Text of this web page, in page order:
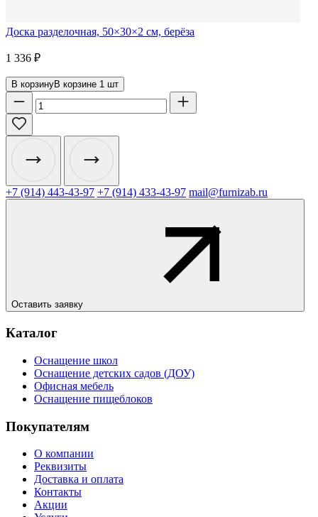
Доска разделочная, 50×30×2 см, берёза
1 336 ₽
В корзинуВ корзине 1 шт
+7 (914) 443-43-97 +7 (914) 433-43-97 mail@furnizab.ru
Оставить заявку
Каталог
Оснащение школ
Оснащение детских садов (ДОУ)
Офисная мебель
Оснащение пищеблоков
Покупателям
О компании
Реквизиты
Доставка и оплата
Контакты
Акции